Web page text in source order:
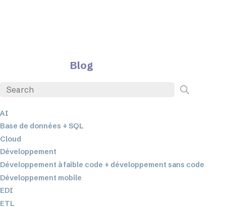
Blog
AI
Base de données + SQL
Cloud
Développement
Développement à faible code + développement sans code
Développement mobile
EDI
ETL